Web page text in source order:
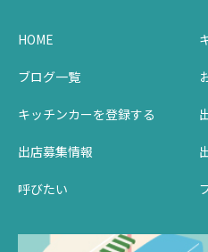
HOME
ブログ一覧
キッチンカーを登録する
出店募集情報
呼びたい